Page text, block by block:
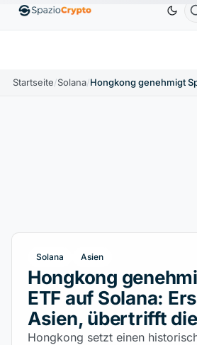
EthereumETH1.880,58 $ TetherUSDT
Startseite/Solana/
Solana Asien
Hongkong
ETF auf Solana:
Asien, übertrifft
Hongkong setzt einen